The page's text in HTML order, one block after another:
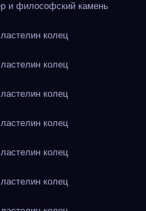
и философский камень
колец
колец
колец
колец
колец
колец